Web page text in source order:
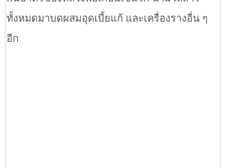
ทั้งหมดมาบดผสมอุดเบี้ยแก้ และเครื่องรางอื่น ๆ
อีก